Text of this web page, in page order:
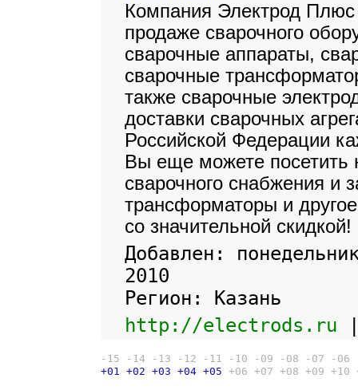
Компания Электрод Плюс
продаже сварочного
сварочные аппараты,
сварочные
также сварочные
доставки сварочных
Российской Федерации
Вы еще можете посетить
сварочного снабжения и
трансформаторы и
со значительной скидкой!
Добавлен:
2010
Регион: Казань
http://electrods.ru
-15 -14 -13 -12 -11 -10 -09 -08 -07 -06
+01 +02 +03 +04 +05 +06 +07 +08 +09 +10